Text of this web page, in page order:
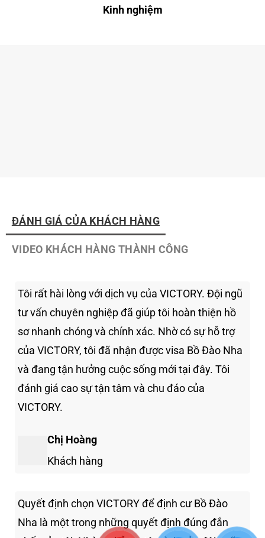
Kinh nghiệm
ĐÁNH GIÁ CỦA KHÁCH HÀNG
VIDEO KHÁCH HÀNG THÀNH CÔNG
Tôi rất hài lòng với dịch vụ của VICTORY. Đội ngũ
tư vấn chuyên nghiệp đã giúp tôi hoàn thiện hồ
sơ nhanh chóng và chính xác. Nhờ có sự hỗ trợ
của VICTORY, tôi đã nhận được visa Bồ Đào Nha
và đang tận hưởng cuộc sống mới tại đây. Tôi
đánh giá cao sự tận tâm và chu đáo của
VICTORY.
Chị Hoàng
Khách hàng
Quyết định chọn VICTORY để định cư Bồ Đào
Nha là một trong những quyết định đúng đắn